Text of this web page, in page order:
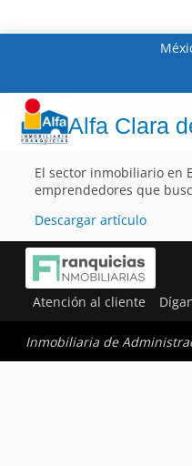
Alfa Clara
El sector inmobiliario en
emprendedores que
Descargar artículo
Atención al cliente
Inmobiliaria de